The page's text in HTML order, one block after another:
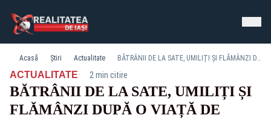
Acasă Știri Actualitate BĂTRÂNII DE LA SATE, UMILIȚI ȘI FLĂMÂNZI DUPĂ O VIAȚĂ DE MUNCĂ. OAMENII UITAȚI DE GUVERNANȚI NU ÎȘI PERMIT UN TRAI DECENT
ACTUALITATE· 2 min citire
BĂTRÂNII DE LA SATE, UMILIȚI ȘI
FLĂMÂNZI DUPĂ O VIAȚĂ DE